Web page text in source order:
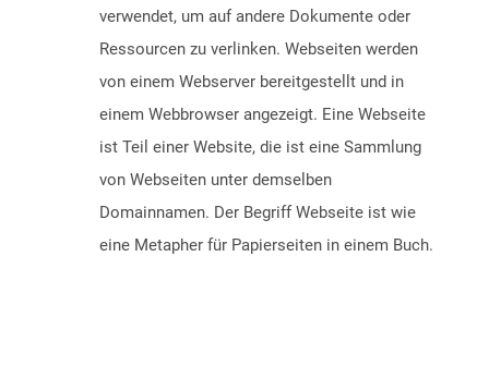
verwendet, um auf andere Dokumente oder
Ressourcen zu verlinken. Webseiten werden
von einem Webserver bereitgestellt und in
einem Webbrowser angezeigt. Eine Webseite
ist Teil einer Website, die ist eine Sammlung
von Webseiten unter demselben
Domainnamen. Der Begriff Webseite ist wie
eine Metapher für Papierseiten in einem Buch.